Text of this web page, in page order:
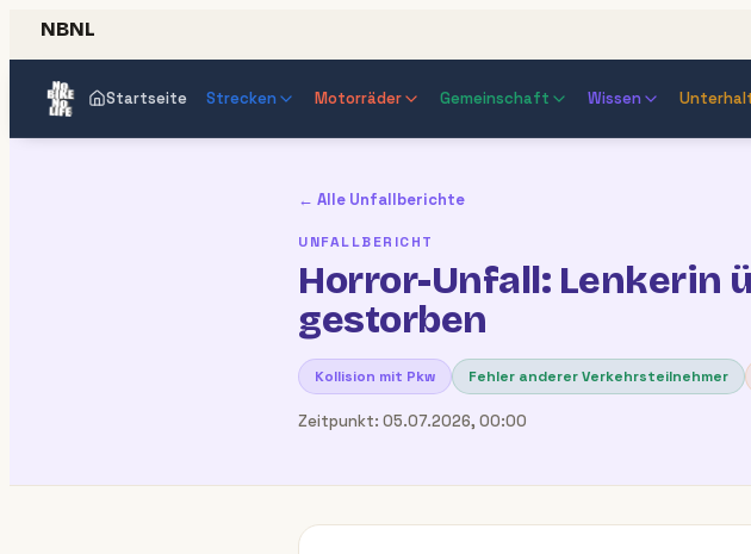
NBNL
Startseite Strecken Motorräder Gemeinschaft Wissen
← Alle Unfallberichte
UNFALLBERICHT
Horror-Unfall: Lenkerin
gestorben
Kollision mit Pkw Fehler anderer Verkehrsteilnehmer
Zeitpunkt: 05.07.2026, 00:00